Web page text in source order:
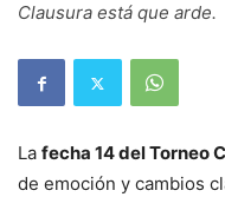
Clausura está que arde.
La fecha 14 del Torneo
de emoción y cambios